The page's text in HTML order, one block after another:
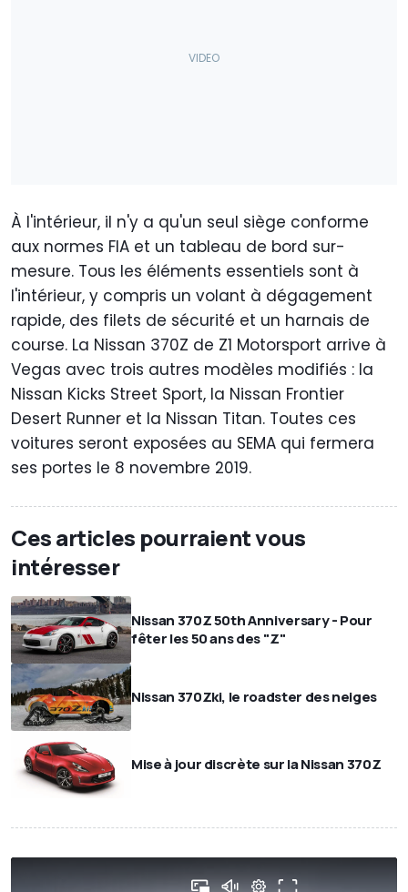
À l'intérieur, il n'y a qu'un seul siège conforme
aux normes FIA et un tableau de bord sur-
mesure. Tous les éléments essentiels sont à
l'intérieur, y compris un volant à dégagement
rapide, des filets de sécurité et un harnais de
course. La Nissan 370Z de Z1 Motorsport arrive à
Vegas avec trois autres modèles modifiés : la
Nissan Kicks Street Sport, la Nissan Frontier
Desert Runner et la Nissan Titan. Toutes ces
voitures seront exposées au SEMA qui fermera
ses portes le 8 novembre 2019.
Ces articles pourraient vous
intéresser
Nissan 370Z 50th Anniversary - Pour
fêter les 50 ans des "Z"
Nissan 370Zki, le roadster des neiges
Mise à jour discrète sur la Nissan 370Z